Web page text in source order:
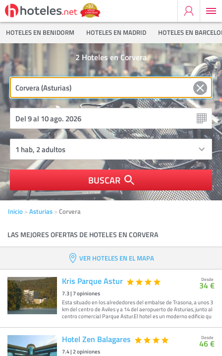
HOTELES EN BENIDORM HOTELES EN MADRID HOTELES EN
Hoteles en Corvera
2
BUSCAR
Inicio Asturias Corvera
LAS MEJORES OFERTAS DE HOTELES EN CORVERA
VER HOTELES EN EL MAPA
Kris Parque Astur
7.3|7opiniones
Esta situado en los alrededores del embalse de Trasona, a unos 3
km del centro de Aviles y a 14 del aeropuerto de Asturias, junto al
centro comercial Parque Astur.El hotel es un moderno edificio qu
Desde
34 €
Hotel Zen Balagares
7.4|2opiniones
Desde
46 €